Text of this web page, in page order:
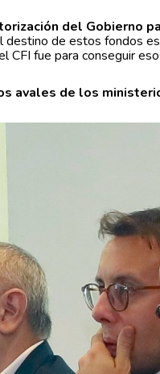
del Gobierno
destino de estos fondos
CFI fue para conseguir
avales de los